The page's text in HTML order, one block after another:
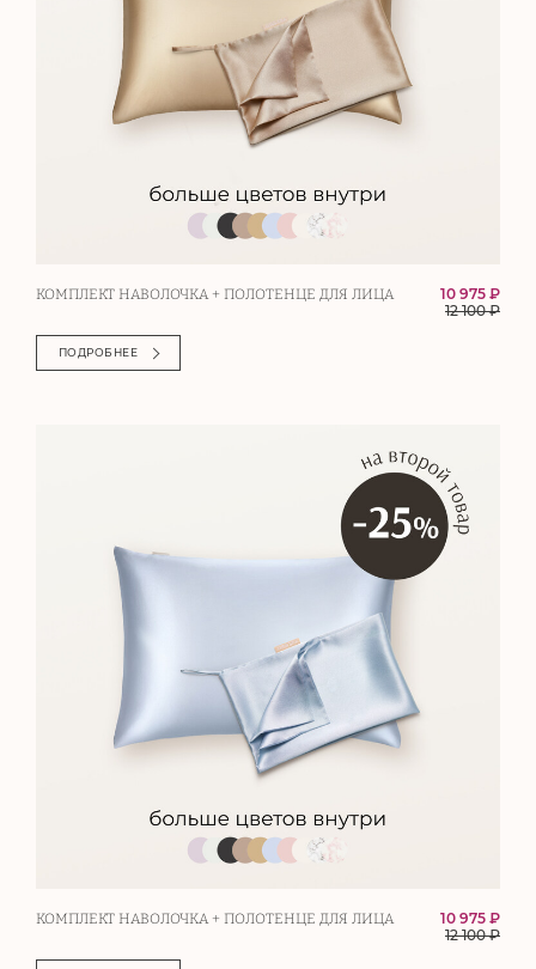
КОМПЛЕКТ НАВОЛОЧКА + ПОЛОТЕНЦЕ ДЛЯ ЛИЦА
10 975 ₽
12 100₽
ПОДРОБНЕЕ
КОМПЛЕКТ НАВОЛОЧКА + ПОЛОТЕНЦЕ ДЛЯ ЛИЦА
10 975 ₽
12 100₽